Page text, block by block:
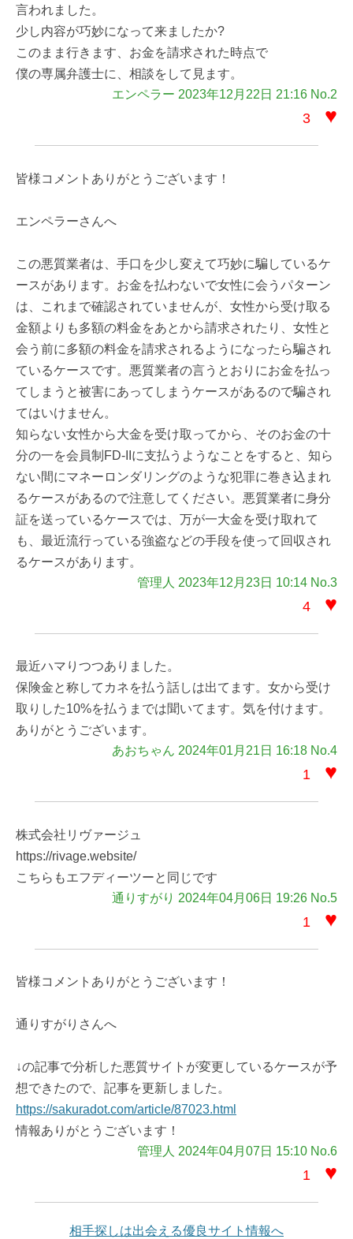
言われました。
少し内容が巧妙になって来ましたか?
このまま行きます、お金を請求された時点で
僕の専属弁護士に、相談をして見ます。
エンペラー 2023年12月22日 21:16 No.2
3 ♥
皆様コメントありがとうございます！
エンペラーさんへ
この悪質業者は、手口を少し変えて巧妙に騙しているケ
ースがあります。お金を払わないで女性に会うパターン
は、これまで確認されていませんが、女性から受け取る
金額よりも多額の料金をあとから請求されたり、女性と
会う前に多額の料金を請求されるようになったら騙され
ているケースです。悪質業者の言うとおりにお金を払っ
てしまうと被害にあってしまうケースがあるので騙され
てはいけません。
知らない女性から大金を受け取ってから、そのお金の十
分の一を会員制FD-IIに支払うようなことをすると、知ら
ない間にマネーロンダリングのような犯罪に巻き込まれ
るケースがあるので注意してください。悪質業者に身分
証を送っているケースでは、万が一大金を受け取れて
も、最近流行っている強盗などの手段を使って回収され
るケースがあります。
管理人 2023年12月23日 10:14 No.3
4 ♥
最近ハマりつつありました。
保険金と称してカネを払う話しは出てます。女から受け
取りした10%を払うまでは聞いてます。気を付けます。
ありがとうございます。
あおちゃん 2024年01月21日 16:18 No.4
1 ♥
株式会社リヴァージュ
https://rivage.website/
こちらもエフディーツーと同じです
通りすがり 2024年04月06日 19:26 No.5
1 ♥
皆様コメントありがとうございます！
通りすがりさんへ
↓の記事で分析した悪質サイトが変更しているケースが予
想できたので、記事を更新しました。
https://sakuradot.com/article/87023.html
情報ありがとうございます！
管理人 2024年04月07日 15:10 No.6
1 ♥
相手探しは出会える優良サイト情報へ